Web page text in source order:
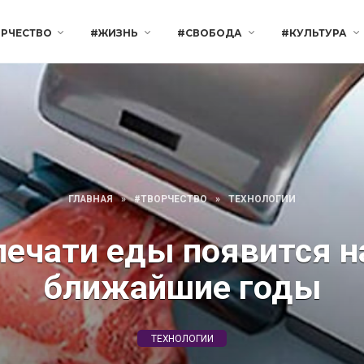
#ЖИЗНЬ #СВОБОДА #КУЛЬТУРА
ГЛАВНАЯ » #ТВОРЧЕСТВО » ТЕХНОЛОГИИ
еды появится
ближайшие годы
ТЕХНОЛОГИИ